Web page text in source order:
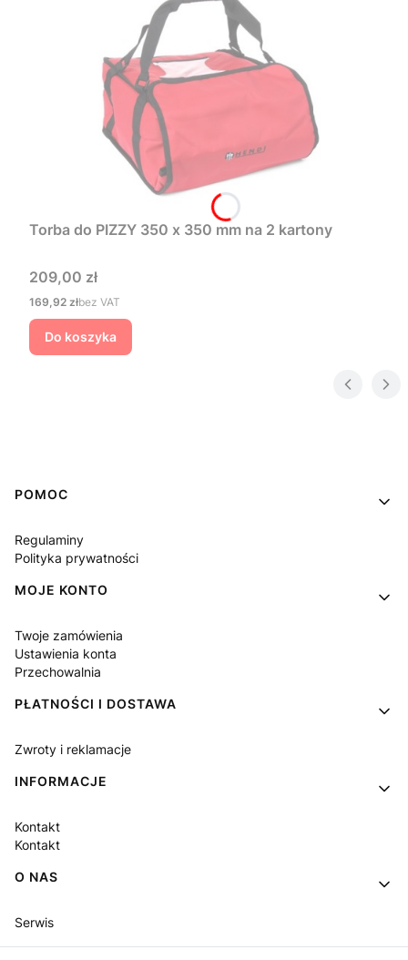
Torba do PIZZY 350 x 350 mm na 2 kartony
Cena
209,00 zł
Cena
169,92 złbez VAT
Do koszyka
Linki w stopce
POMOC
Regulaminy
Polityka prywatności
MOJE KONTO
Twoje zamówienia
Ustawienia konta
Przechowalnia
PŁATNOŚCI I DOSTAWA
Zwroty i reklamacje
INFORMACJE
Kontakt
Kontakt
O NAS
Serwis